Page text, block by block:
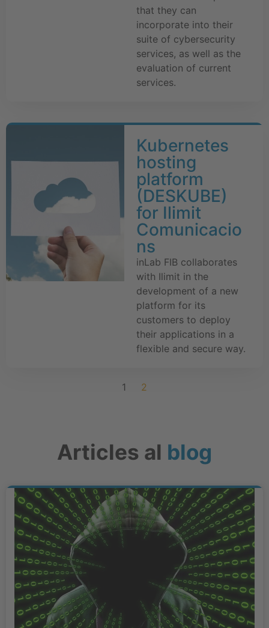
that they can
incorporate into their
suite of cybersecurity
services, as well as the
evaluation of current
services.
Kubernetes
hosting
platform
(DESKUBE)
for Ilimit
Comunicacio
ns
inLab FIB collaborates
with Ilimit in the
development of a new
platform for its
customers to deploy
their applications in a
flexible and secure way.
1 2
Articles al blog